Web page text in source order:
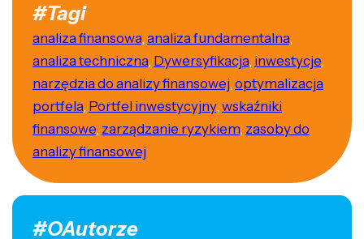
#Tagi
analiza finansowa, analiza fundamentalna,
analiza techniczna, Dywersyfikacja, inwestycje,
narzędzia do analizy finansowej, optymalizacja
portfela, Portfel inwestycyjny, wskaźniki
finansowe, zarządzanie ryzykiem, zasoby do
analizy finansowej
#OAutorze